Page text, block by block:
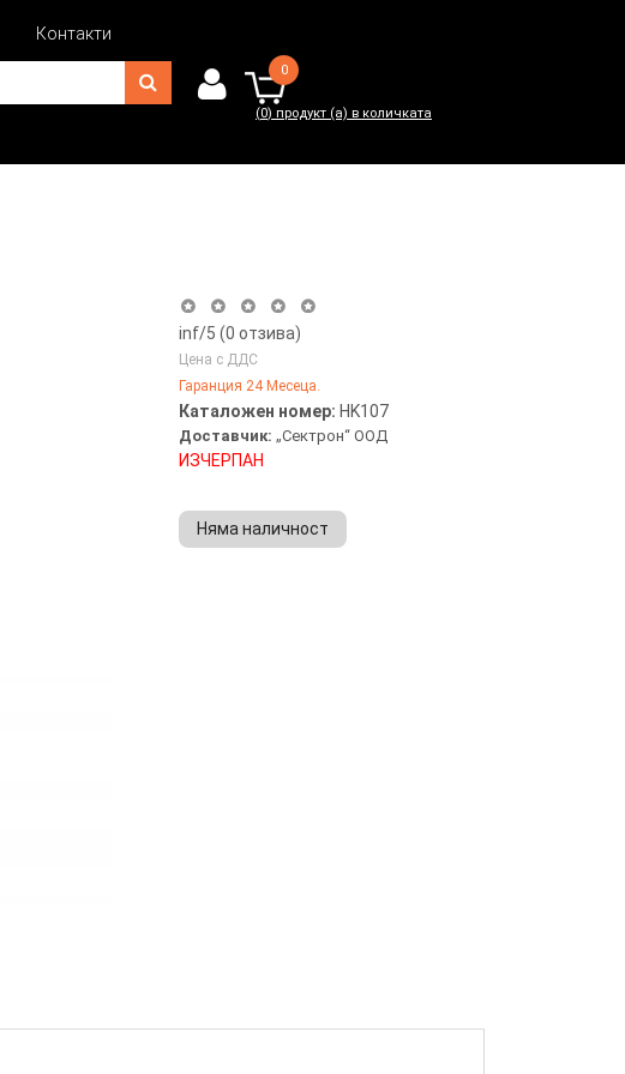
Контакти
0
(0) продукт (а) в количката
inf/5 (0 отзива)
Цена с ДДС
Гаранция 24 Месеца.
Каталожен номер: HK107
Доставчик: „Сектрон“ ООД
ИЗЧЕРПАН
Няма наличност